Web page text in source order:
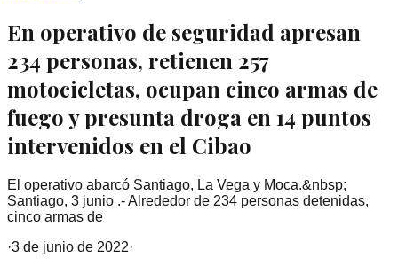
En operativo de seguridad apresan
234 personas, retienen 257
motocicletas, ocupan cinco armas de
fuego y presunta droga en 14 puntos
intervenidos en el Cibao
El operativo abarcó Santiago, La Vega y Moca.&nbsp;
Santiago, 3 junio .- Alrededor de 234 personas detenidas,
cinco armas de
·3 de junio de 2022·